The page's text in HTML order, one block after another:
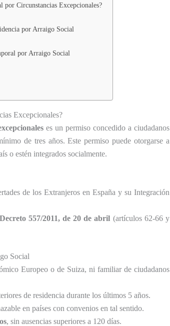
por Circunstancias Excepcionales?
por Arraigo Social
por Arraigo Social
Excepcionales?
es un permiso concedido a ciudadanos
de tres años. Este permiso puede otorgarse a
o estén integrados socialmente.
de los Extranjeros en España y su Integración
557/2011, de 20 de abril (artículos 62-66 y
Social
Europeo o de Suiza, ni familiar de ciudadanos
de residencia durante los últimos 5 años.
en países con convenios en tal sentido.
, sin ausencias superiores a 120 días.